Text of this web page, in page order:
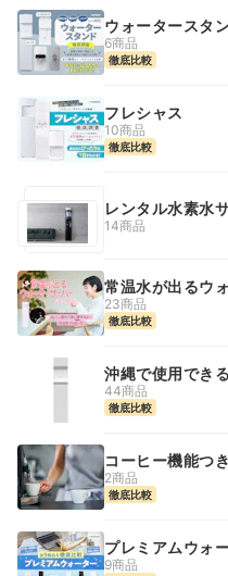
ウォータースタ
6商品
徹底比較
フレシャス
10商品
徹底比較
レンタル水素水
14商品
常温水が出るウ
23商品
徹底比較
沖縄で使用でき
44商品
徹底比較
コーヒー機能つ
2商品
徹底比較
プレミアムウォ
9商品